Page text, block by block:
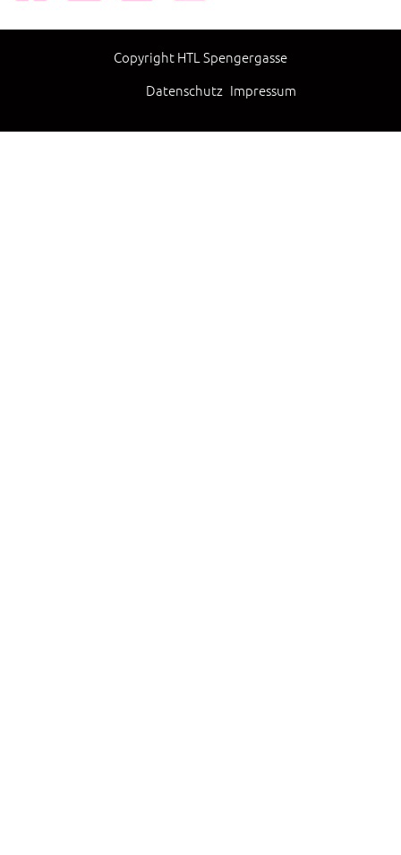
Copyright HTL Spengergasse
Datenschutz Impressum